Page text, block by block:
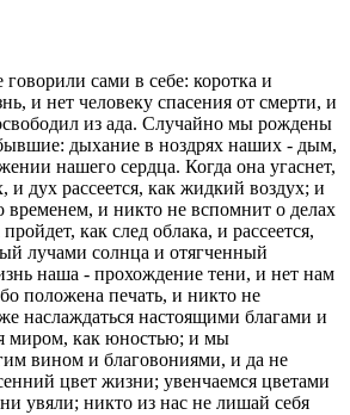
сами в себе: коротка и
и нет человеку спасения от смерти, и
из ада. Случайно мы рождены
дыхание в ноздрях наших - дым,
нашего сердца. Когда она угаснет,
и дух рассеется, как жидкий воздух; и
временем, и никто не вспомнит о делах
как след облака, и рассеется,
лучами солнца и отягченный
наша - прохождение тени, и нет нам
положена печать, и никто не
наслаждаться настоящими благами и
миром, как юностью; и мы
вином и благовониями, и да не
цвет жизни; увенчаемся цветами
увяли; никто из нас не лишай себя